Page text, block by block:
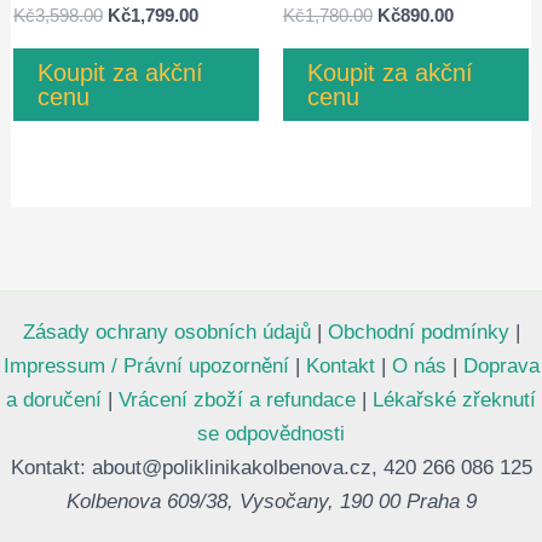
Hodnocení
4.75
z 5
Kč3,598.00 Původní
Kč3,598.00.
Kč1,799.00Aktuální
je:
Kč1,799.00.
Koupit za akční
cenu
Hodnocení
4.83
z 5
Kč1,780.00 Původní
Kč1,780.00.
Kč890.00Aktuální
je:
Kč890.00.
Koupit za akční
cenu
Zásady ochrany osobních údajů| Obchodní podmínky|
Impressum / Právní upozornění| Kontakt| O nás | Doprava
a doručení | Vrácení zboží a refundace | Lékařské zřeknutí
se odpovědnosti
Kontakt: about@poliklinikakolbenova.cz, 420 266 086 125
Kolbenova 609/38, Vysočany, 190 00 Praha 9